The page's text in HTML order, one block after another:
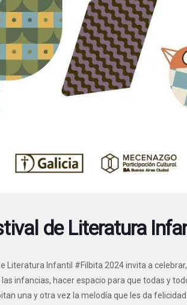
de Literatura
Literatura Infantil #Filbita 2024 invita a
infancias, hacer espacio para que todas y
una y otra vez la melodía que les da